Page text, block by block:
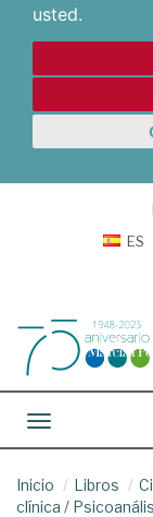
usted.
ES
Toggle
Inicio Libros
clínica /